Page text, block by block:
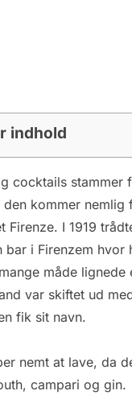
indhold
cocktails stammer
kommer nemlig
Firenze. I 1919
bar i Firenzem hvor
måde lignede
var skiftet ud
fik sit navn.
nemt at lave, da
campari og gin.